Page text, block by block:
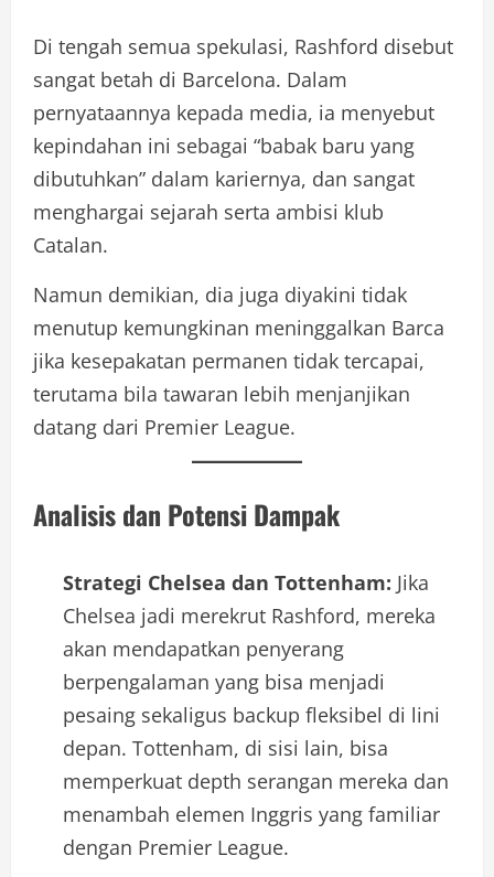
Di tengah semua spekulasi, Rashford disebut
sangat betah di Barcelona. Dalam
pernyataannya kepada media, ia menyebut
kepindahan ini sebagai “babak baru yang
dibutuhkan” dalam kariernya, dan sangat
menghargai sejarah serta ambisi klub
Catalan.
Namun demikian, dia juga diyakini tidak
menutup kemungkinan meninggalkan Barca
jika kesepakatan permanen tidak tercapai,
terutama bila tawaran lebih menjanjikan
datang dari Premier League.
Analisis dan Potensi Dampak
Strategi Chelsea dan Tottenham: Jika
Chelsea jadi merekrut Rashford, mereka
akan mendapatkan penyerang
berpengalaman yang bisa menjadi
pesaing sekaligus backup fleksibel di lini
depan. Tottenham, di sisi lain, bisa
memperkuat depth serangan mereka dan
menambah elemen Inggris yang familiar
dengan Premier League.